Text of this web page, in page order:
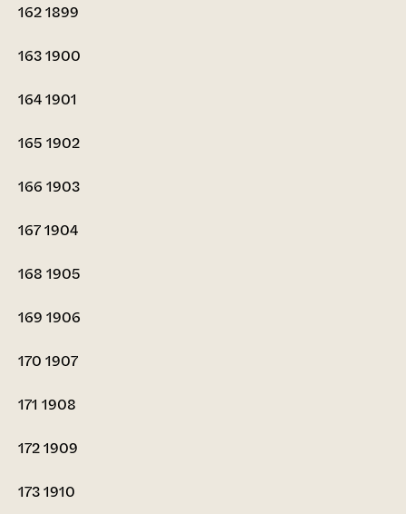
1621899
1631900
1641901
165 1902
166 1903
1671904
168 1905
169 1906
170 1907
171 1908
1721909
1731910